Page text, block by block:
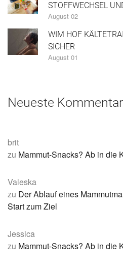
STOFFWECHSEL
August 02
WIM HOF
SICHER
August 01
Neueste
brit
zu Mammut-Snacks? Ab in die
Valeska
zu Der Ablauf eines
Start zum Ziel
Jessica
zu Mammut-Snacks? Ab in die